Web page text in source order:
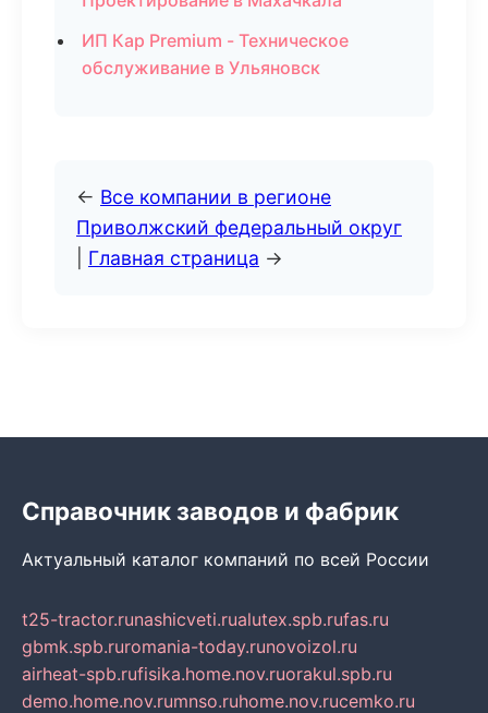
ИП Кар Premium - Техническое
обслуживание в Ульяновск
← Все компании в регионе
Приволжский федеральный округ
Главная страница →
Справочник заводов и фабрик
Актуальный каталог компаний по всей России
t25-tractor.runashicveti.rualutex.spb.rufas.ru
gbmk.spb.ruromania-today.runovoizol.ru
airheat-spb.rufisika.home.nov.ruorakul.spb.ru
demo.home.nov.rumnso.ruhome.nov.rucemko.ru